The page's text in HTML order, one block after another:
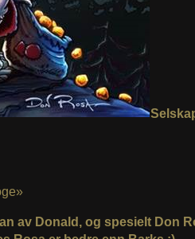
av Donald, og spesielt Don